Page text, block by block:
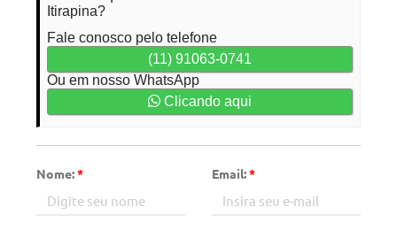
Itirapina?
Fale conosco pelo telefone
(11) 91063-0741
Ou em nosso WhatsApp
Clicando aqui
Nome:* Email:*